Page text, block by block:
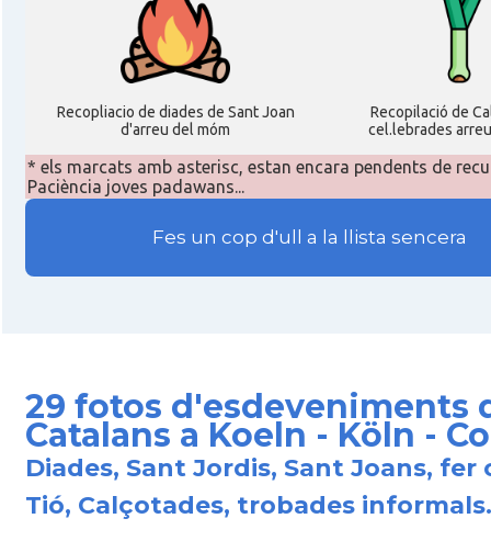
Recopliacio de diades de Sant Joan
d'arreu del móm
Recopilació de
cel.lebrades
* els marcats amb asterisc, estan encara pendents de
Paciència joves padawans...
Fes un cop d'ull a la llista sencera
29 fotos d'esdeveniments
Catalans a Koeln - Köln -
Diades, Sant Jordis, Sant Joans, fer
Tió, Calçotades, trobades